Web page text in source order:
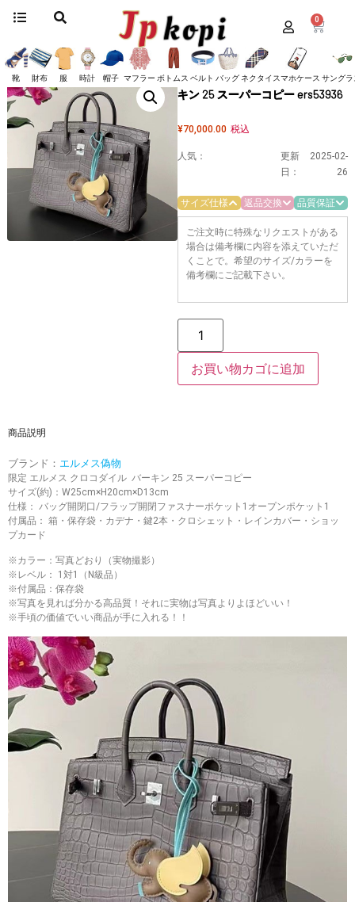
0
靴 財布 服 時計 帽子 マフラー ボトムス ベルト バッグネクタイ スマホケース サング
ホーム バッグ /バーキン/ 限定 エルメス クロコダイル バーキン
25 スーパーコピー ers53936
限定 エルメス クロコダイル バー
キン 25 スーパーコピー ers53936
¥70,000.00 税込
人気：
更新
日：
2025-02-
26
サイズ仕様 返品交換 品質保証
ご注文時に特殊なリクエストがある
場合は備考欄に内容を添えていただ
くことで。希望のサイズ/カラーを
備考欄にご記載下さい。
お買い物カゴに追加
商品説明
ブランド： エルメス偽物
限定 エルメス クロコダイル バーキン 25 スーパーコピー
サイズ(約)：W25cm×H20cm×D13cm
仕様： バッグ開閉口/フラップ開閉ファスナーポケット1オープンポケット1
付属品： 箱・保存袋・カデナ・鍵2本・クロシェット・レインカバー・ショッ
プカード
※カラー：写真どおり（実物撮影）
※レベル： 1対1（N級品）
※付属品：保存袋
※写真を見れば分かる高品質！それに実物は写真よりよほどいい！
※手頃の価値でいい商品が手に入れる！！